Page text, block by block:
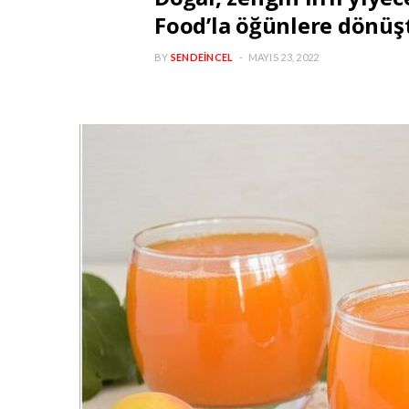
Food’la öğünlere
BY SENDEINCEL MAYIS 23, 2022